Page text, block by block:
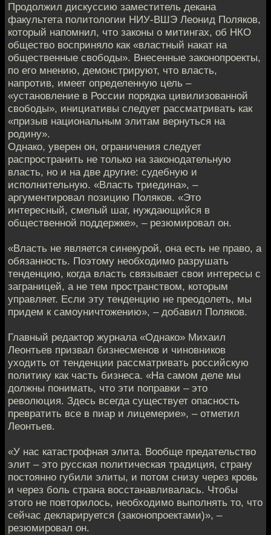
Продолжил дискуссию заместитель декана
факультета политологии НИУ-ВШЭ Леонид Поляков,
который напомнил, что законы о митингах, об НКО
общество восприняло как «властный накат на
общественные свободы». Внесенные законопроекты,
по его мнению, демонстрируют, что власть,
напротив, имеет определенную цель –
«установление в России порядка цивилизованной
свободы», инициативы следует рассматривать как
«призыв национальным элитам вернуться на
родину».
Однако, уверен он, ограничения следует
распространить не только на законодательную
власть, но и на две другие: судебную и
исполнительную. «Власть триедина», –
аргументировал позицию Поляков. «Это
интересный, смелый шаг, нуждающийся в
общественной поддержке», – резюмировал он.
«Власть не является синекурой, она есть не право, а
обязанность. Поэтому необходимо разрушать
тенденцию, когда власть связывает свои интересы с
заграницей, а не тем пространством, которым
управляет. Если эту тенденцию не преодолеть, мы
придем к самоуничтожению», – добавил Поляков.
Главный редактор журнала «Однако» Михаил
Леонтьев призвал бизнесменов и чиновников
уходить от тенденции рассматривать российскую
политику как часть бизнеса. «На самом деле мы
должны понимать, что эти поправки – это
революция. Здесь всегда существует опасность
превратить все в пиар и лицемерие», – отметил
Леонтьев.
«У нас катастрофная элита. Вообще предательство
элит – это русская политическая традиция, страну
постоянно губили элиты, и потом снизу через кровь
и через боль страна восстанавливалась. Чтобы
этого не повторилось, необходимо выполнять то, что
сейчас декларируется (законопроектами)», –
резюмировал он.